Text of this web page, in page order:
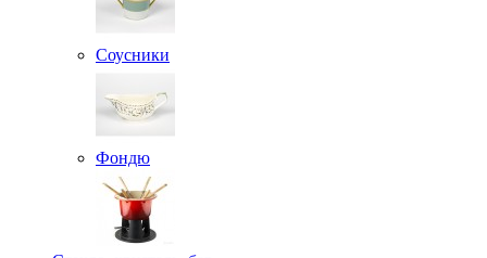
Соусники
Фондю